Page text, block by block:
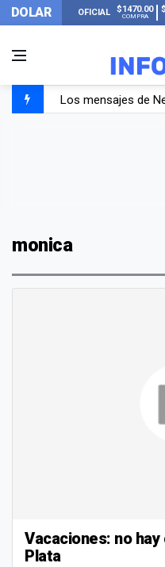
DOLAR OFICIAL $1470.00
COMPRA
Los mensajes de
monica
Vacaciones: no
Plata